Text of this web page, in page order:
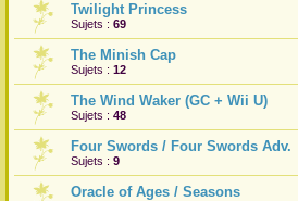
Twilight Princess
Sujets : 69
The Minish Cap
Sujets : 12
The Wind Waker (GC + Wii U)
Sujets : 48
Four Swords / Four Swords Adv.
Sujets : 9
Oracle of Ages / Seasons